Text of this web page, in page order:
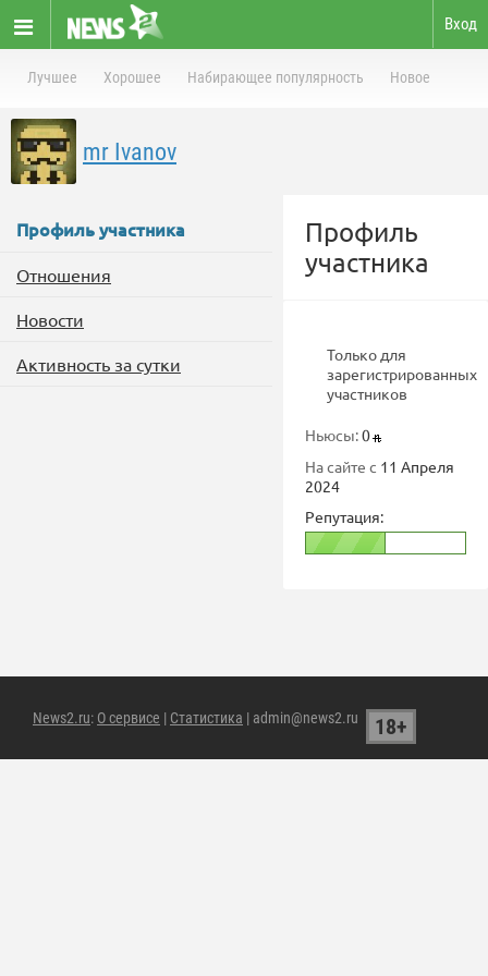
Вход
Лучшее Хорошее Набирающее популярность Новое
mr Ivanov
Профиль участника
Отношения
Новости
Активность за сутки
Профиль
участника
Только для
зарегистрированных
участников
Ньюсы:0
На сайте с 11 Апреля
2024
Репутация:
News2.ru: О сервисе | Статистика | admin@news2.ru 18+